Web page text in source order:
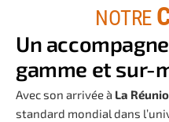
NOTRE
Un
gamme et sur-
Avec son arrivée à La
standard mondial dans